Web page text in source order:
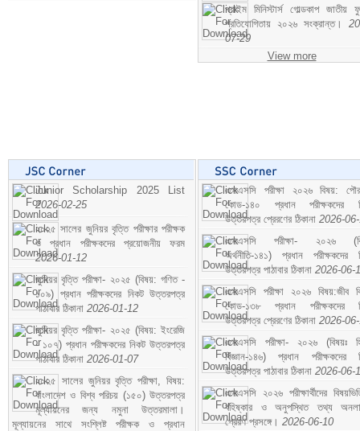
প্রাইম মিনিস্টার্স গোল্ডকাপ জাতীয়
প্রতিযোগিতায় ২০২৬ সংক্রান্ত।
07-29
View more
Junior Scholarship 2025 List
2026-02-25
২০২৫ সালের জুনিয়র বৃত্তি পরীক্ষার পরীক্ষক
ও প্রধান পরীক্ষকদের প্রয়োজনীয় ফরম
2026-01-12
জুনিয়র বৃত্তি পরীক্ষা- ২০২৫ (বিষয়: গণিত -
১০৯) প্রধান পরীক্ষকদের নিকট উত্তরপত্র
পাঠাবার ঠিকানা 2026-01-12
জুনিয়র বৃত্তি পরীক্ষা- ২০২৫ (বিষয়: ইংরেজি
- ১০৭) প্রধান পরীক্ষকদের নিকট উত্তরপত্র
পাঠাবার ঠিকানা 2026-01-07
২০২৫ সালের জুনিয়র বৃত্তি পরীক্ষা, বিষয়:
বাংলাদেশ ও বিশ্ব পরিচয় (১৫০) উত্তরপত্র
মূল্যায়নের জন্য নমুনা উত্তরমালা।
মূল্যায়নের সাথে সংশ্লিষ্ট পরীক্ষক ও প্রধান
এসএসসি পরীক্ষা ২০২৬ বিষয়:
কোড-১৪০ প্রধান পরীক্ষকদের
উত্তরপত্র প্রেরণের ঠিকানা 2026-
এসএসসি পরীক্ষা- ২০২৬
অর্থনীতি-১৪১) প্রধান পরীক্ষকদের
উত্তরপত্র পাঠাবার ঠিকানা 2026-06-
এসএসসি পরীক্ষা ২০২৬ বিষয়:জীব
কোড-১৩৮ প্রধান পরীক্ষকদের
উত্তরপত্র প্রেরণের ঠিকানা 2026-
এসএসসি পরীক্ষা- ২০২৬ (বিষয়ঃ
বিজ্ঞান-১৪৬) প্রধান পরীক্ষকদের
উত্তরপত্র পাঠাবার ঠিকানা 2026-06-
এসএসসি ২০২৬ পরীক্ষার্থীদের
বহিষ্কার ও অনুপস্থিত তথ্য
প্রেরণ প্রসঙ্গে। 2026-06-10